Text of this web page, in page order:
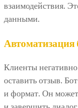
взаимодействия.
данными.
Автоматизация
Клиенты
оставить отзыв.
и формат. Он может